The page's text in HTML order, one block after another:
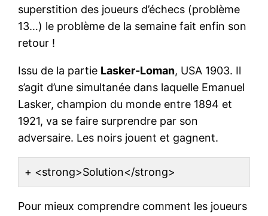
superstition des joueurs d’échecs (problème
13…) le problème de la semaine fait enfin son
retour !
Issu de la partie Lasker-Loman, USA 1903. Il
s’agit d’une simultanée dans laquelle Emanuel
Lasker, champion du monde entre 1894 et
1921, va se faire surprendre par son
adversaire. Les noirs jouent et gagnent.
<strong>Solution</strong>
Pour mieux comprendre comment les joueurs